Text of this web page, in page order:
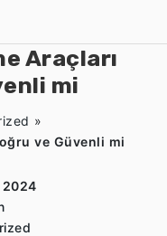
Araçları
mi
»
ve Güvenli mi
2024